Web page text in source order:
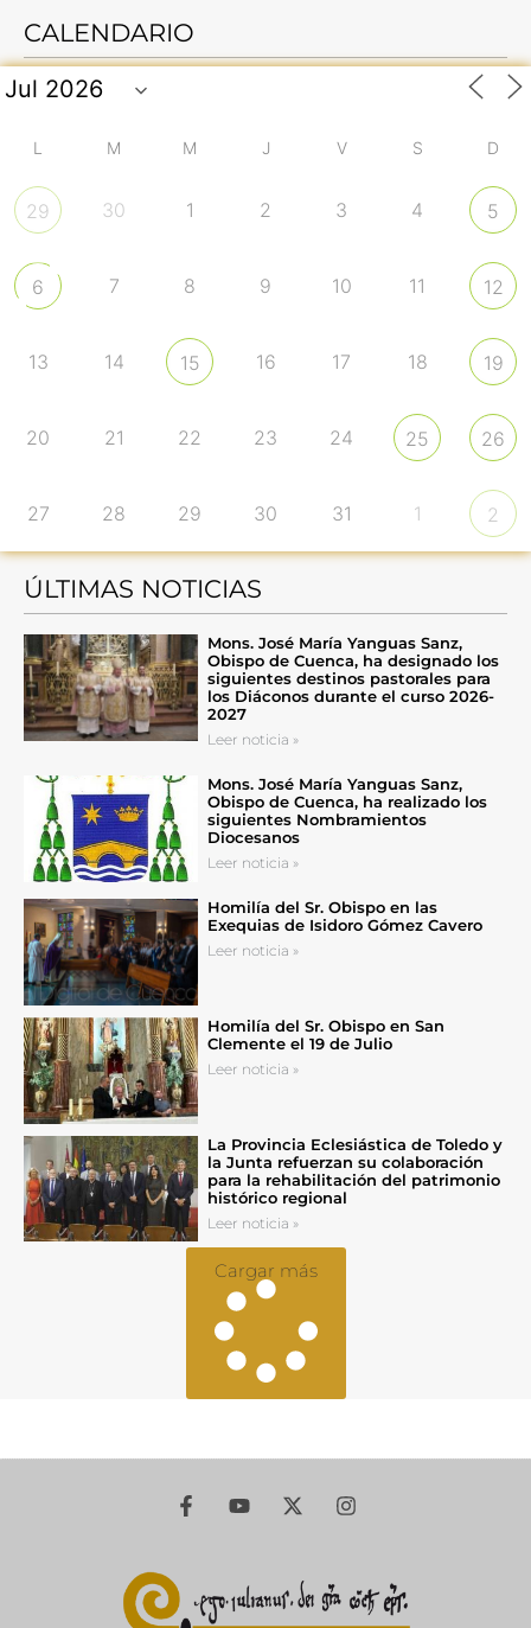
CALENDARIO
L M M J V S D
29 30 1 2 3 4 5
6 7 8 9 10 11 12
13 14 15 16 17 18 19
20 21 22 23 24 25 26
27 28 29 30 31 1 2
ÚLTIMAS NOTICIAS
Mons. José María Yanguas Sanz,
Obispo de Cuenca, ha designado los
siguientes destinos pastorales para
los Diáconos durante el curso 2026-
2027
Leer noticia »
Mons. José María Yanguas Sanz,
Obispo de Cuenca, ha realizado los
siguientes Nombramientos
Diocesanos
Leer noticia »
Homilía del Sr. Obispo en las
Exequias de Isidoro Gómez Cavero
Leer noticia »
Homilía del Sr. Obispo en San
Clemente el 19 de Julio
Leer noticia »
La Provincia Eclesiástica de Toledo y
la Junta refuerzan su colaboración
para la rehabilitación del patrimonio
histórico regional
Leer noticia »
Cargar más